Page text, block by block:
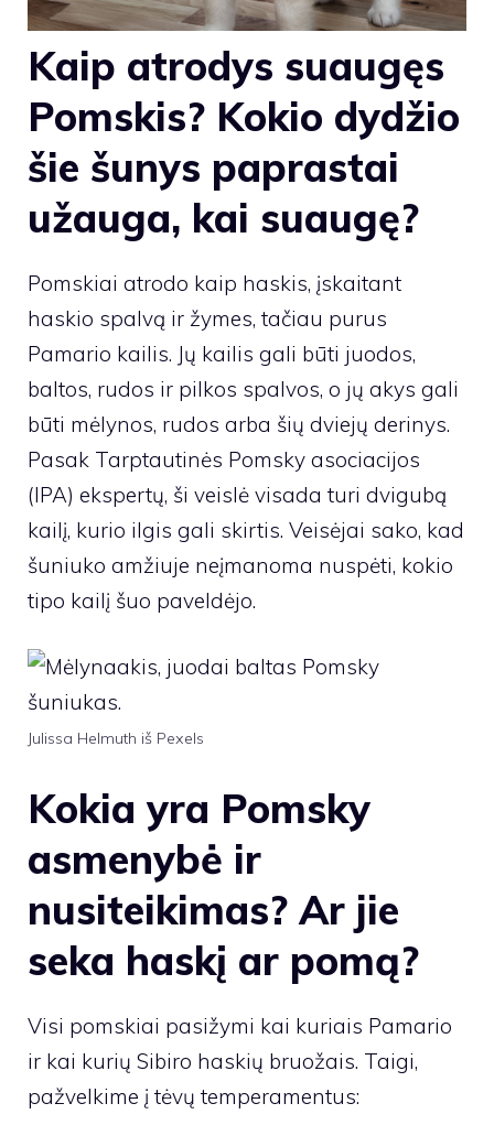
Kaip atrodys suaugęs
Pomskis? Kokio dydžio
šie šunys paprastai
užauga, kai suaugę?
Pomskiai atrodo kaip haskis, įskaitant
haskio spalvą ir žymes, tačiau purus
Pamario kailis. Jų kailis gali būti juodos,
baltos, rudos ir pilkos spalvos, o jų akys gali
būti mėlynos, rudos arba šių dviejų derinys.
Pasak Tarptautinės Pomsky asociacijos
(IPA) ekspertų, ši veislė visada turi dvigubą
kailį, kurio ilgis gali skirtis. Veisėjai sako, kad
šuniuko amžiuje neįmanoma nuspėti, kokio
tipo kailį šuo paveldėjo.
Julissa Helmuth iš Pexels
Kokia yra Pomsky
asmenybė ir
nusiteikimas? Ar jie
seka haskį ar pomą?
Visi pomskiai pasižymi kai kuriais Pamario
ir kai kurių Sibiro haskių bruožais. Taigi,
pažvelkime į tėvų temperamentus: